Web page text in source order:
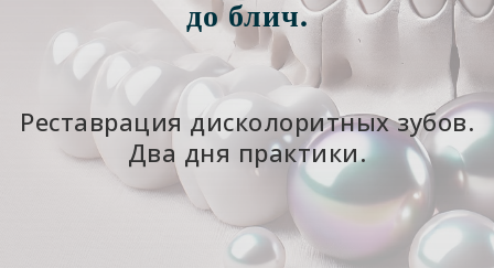
до блич.
Реставрация дисколоритных зубов.
Два дня практики.